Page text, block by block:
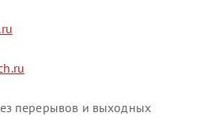
перерывов и выходных